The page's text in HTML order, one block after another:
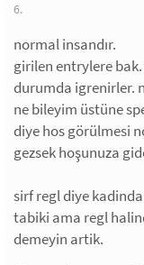
6.
normal insandır.
girilen entrylere
durumda igrenirler.
ne bileyim üstüne
diye hos görülmesi
gezsek hoşunuza
sirf regl diye
tabiki ama regl
demeyin artik.